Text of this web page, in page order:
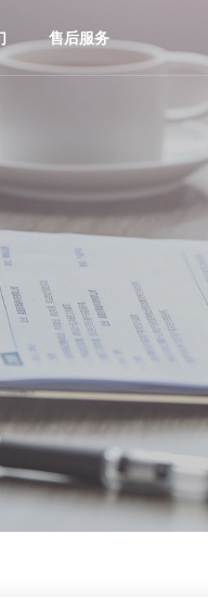
售后服务